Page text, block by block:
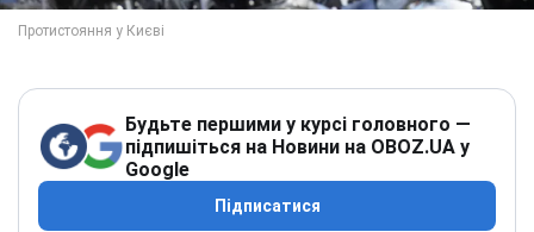
Будьте першими у курсі головного —
підпишіться на Новини на OBOZ.UA у
Google
Підписатися